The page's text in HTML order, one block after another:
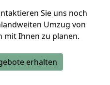
Sie uns noch
Umzug von
mit Ihnen zu planen.
erhalten